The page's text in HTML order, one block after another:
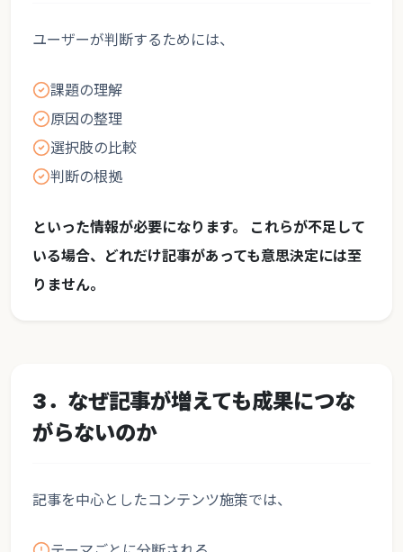
ユーザーが判断するためには、
課題の理解
原因の整理
選択肢の比較
判断の根拠
といった情報が必要になります。 これらが不足して
いる場合、どれだけ記事があっても意思決定には至
りません。
3．なぜ記事が増えても成果につな
がらないのか
記事を中心としたコンテンツ施策では、